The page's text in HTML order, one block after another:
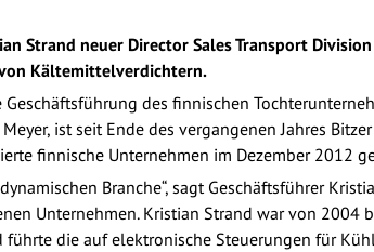
Strand neuer Director Sales Transport
Kältemittelverdichtern.
des finnischen
ist seit Ende des vergangenen Jahres
finnische Unternehmen im Dezember 2012
Branche“, sagt Geschäftsführer
Unternehmen. Kristian Strand war von 2004
die auf elektronische Steuerungen für